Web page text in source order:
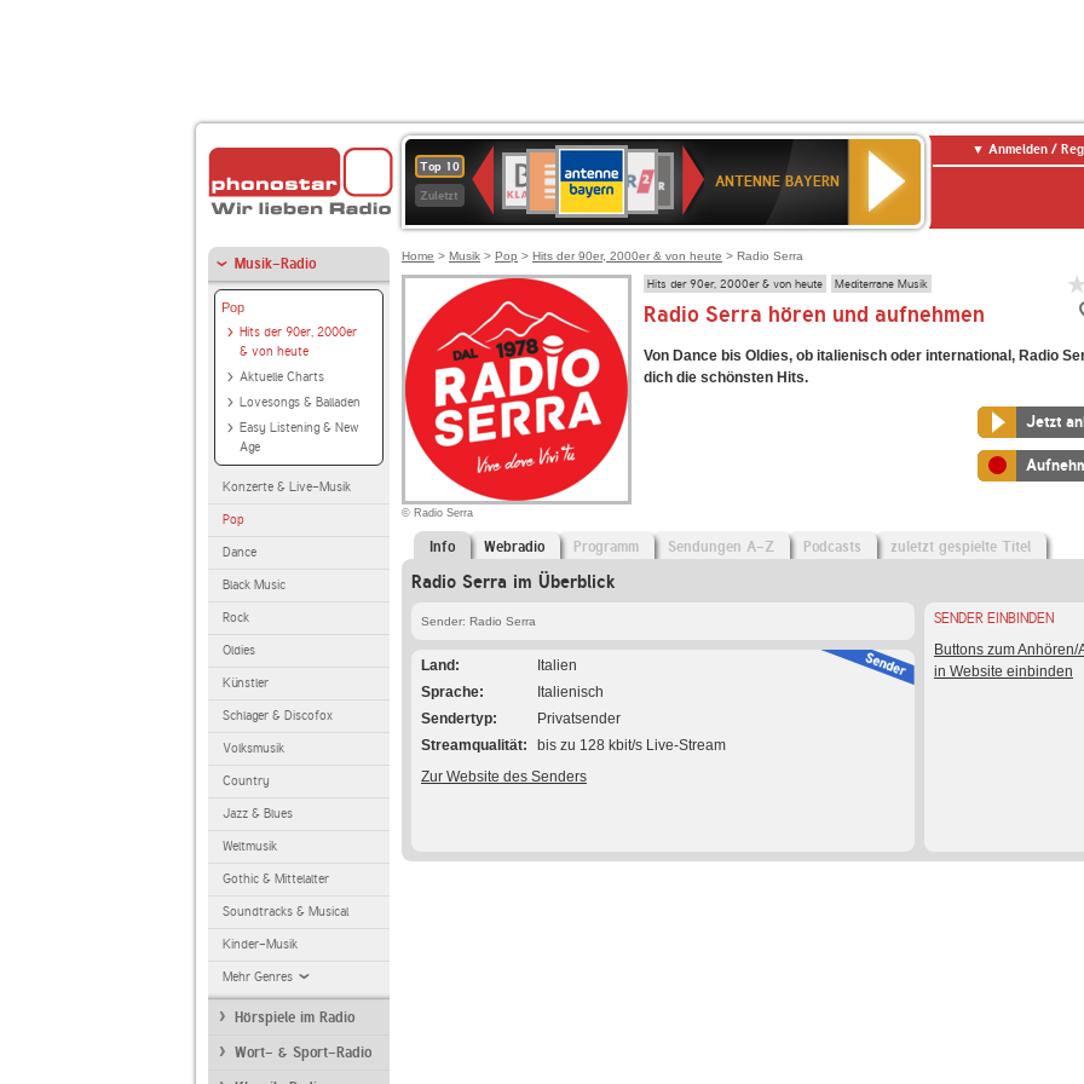
Top 10
Zuletzt
Deutschlandfunk
80er
90er
OLDIE
ANTENNE
SWR3
WDR
4
BR-
KLASSIK
Deutschlandfunk
KulturBAYERN
2
SWR
Kultur
NDR
2
ANTENNE BAYERN
Anmelden /
Musik-Radio
Pop
Hits der 90er, 2000er
& von heute
Aktuelle Charts
Lovesongs & Balladen
Easy Listening & New
Age
Konzerte & Live-Musik
Pop
Dance
Black Music
Rock
Oldies
Künstler
Schlager & Discofox
Volksmusik
Country
Jazz & Blues
Weltmusik
Gothic & Mittelalter
Soundtracks & Musical
Kinder-Musik
Mehr Genres
Hörspiele im Radio
Wort- & Sport-Radio
Home > Musik > Pop > Hits der 90er, 2000er & von heute > Radio Serra
© Radio Serra
Hits der 90er, 2000er & von heute Mediterrane Musik
Radio Serra hören und aufnehmen
Von Dance bis Oldies, ob italienisch oder international, Radio
dich die schönsten Hits.
Jetzt
Info Webradio Programm Sendungen A-Z Podcasts zuletzt gespielte Titel
Radio Serra im Überblick
Sender: Radio Serra
Land
Italien
Sprache
Italienisch
Sendertyp
Privatsender
Streamqualität
bis zu 128 kbit/s Live-Stream
Zur Website des Senders
SENDER EINBINDEN
Buttons zum Anhören/
in Website einbinden